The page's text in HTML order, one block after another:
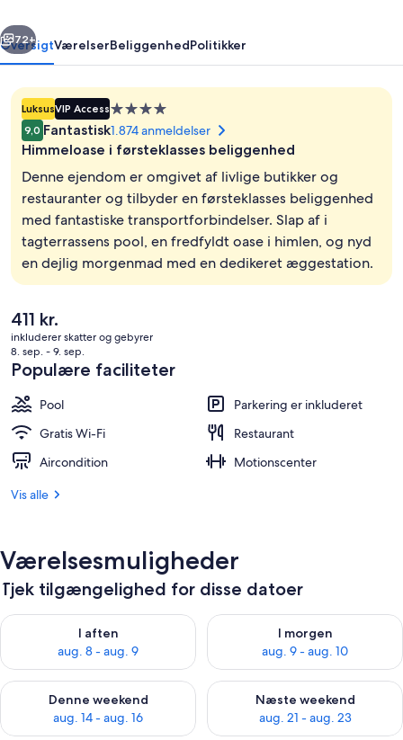
Hotels
Udendørs pool, parasoller
Næste
72+
OversigtVærelserBeliggenhedPolitikker
LuksusVIP AccessOvernatningssted
med
4.0
9,0 Fantastisk1.874 anmeldelser
Himmeloase i førsteklasses beliggenhed
Denne ejendom er omgivet af livlige butikker og
restauranter og tilbyder en førsteklasses beliggenhed
med fantastiske transportforbindelser. Slap af i
tagterrassens pool, en fredfyldt oase i himlen, og nyd
en dejlig morgenmad med en dedikeret æggestation.
Den
nuværende
pris
er
411 kr.
411 kr.
inkluderer skatter og gebyrer
8. sep. - 9. sep.
Populære faciliteter
Pool
Parkering er inkluderet
Gratis Wi-Fi
Restaurant
Aircondition
Motionscenter
Vis alle
Værelsesmuligheder
Tjek tilgængelighed for disse datoer
I aften
aug. 8 - aug. 9
Tjek tilgængelighed for i aften aug. 8 - aug. 9
I morgen
aug. 9 - aug. 10
Tjek tilgængelighed for i
Denne weekend
aug. 14 - aug. 16
Tjek tilgængelighed for denne weekend aug. 14 - aug. 16
Næste weekend
aug. 21 - aug. 23
Tjek tilgængelighed for næste